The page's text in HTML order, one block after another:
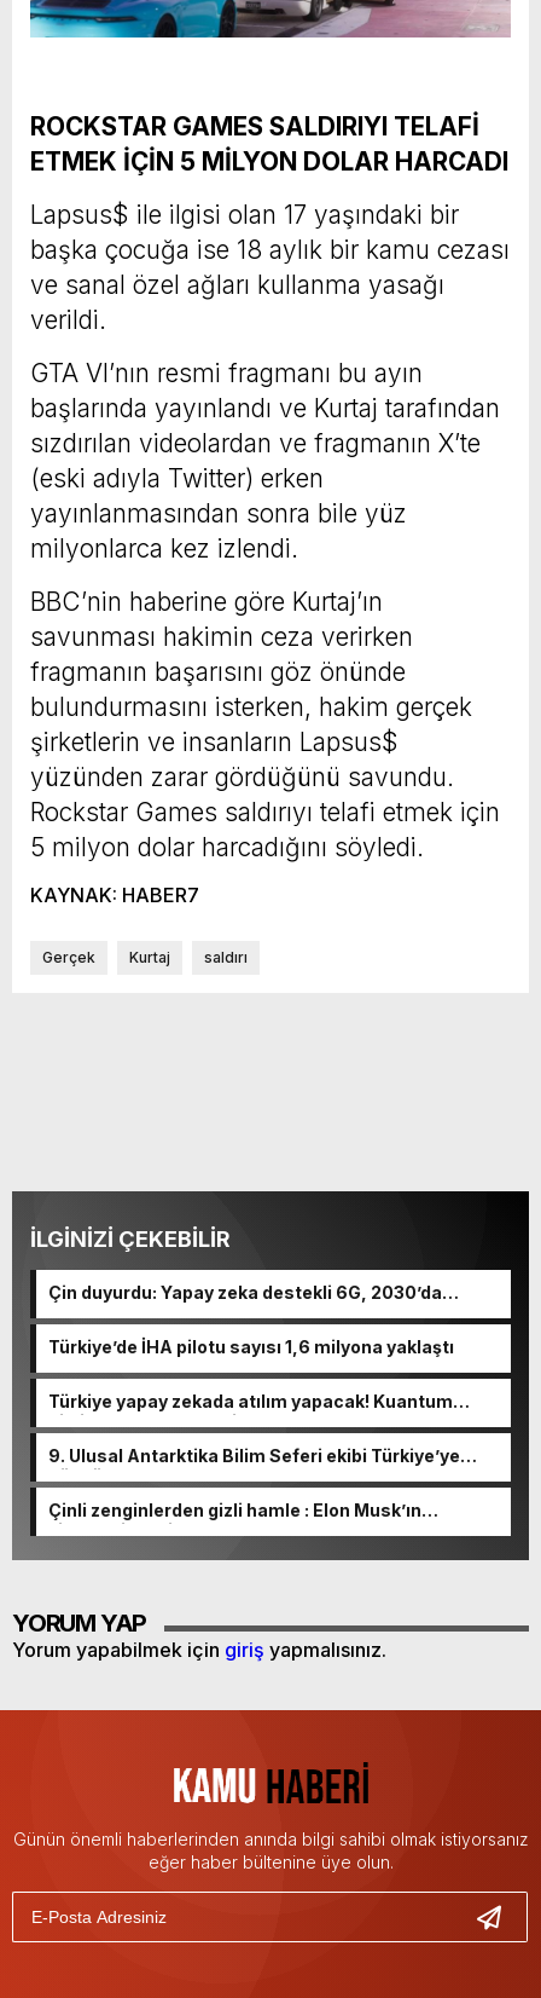
ROCKSTAR GAMES SALDIRIYI TELAFİ
ETMEK İÇİN 5 MİLYON DOLAR HARCADI
Lapsus$ ile ilgisi olan 17 yaşındaki bir
başka çocuğa ise 18 aylık bir kamu cezası
ve sanal özel ağları kullanma yasağı
verildi.
GTA VI’nın resmi fragmanı bu ayın
başlarında yayınlandı ve Kurtaj tarafından
sızdırılan videolardan ve fragmanın X’te
(eski adıyla Twitter) erken
yayınlanmasından sonra bile yüz
milyonlarca kez izlendi.
BBC’nin haberine göre Kurtaj’ın
savunması hakimin ceza verirken
fragmanın başarısını göz önünde
bulundurmasını isterken, hakim gerçek
şirketlerin ve insanların Lapsus$
yüzünden zarar gördüğünü savundu.
Rockstar Games saldırıyı telafi etmek için
5 milyon dolar harcadığını söyledi.
KAYNAK: HABER7
Gerçek Kurtaj saldırı
İLGİNİZİ ÇEKEBİLİR
Çin duyurdu: Yapay zeka destekli 6G, 2030’da
kullanıma sunulacak
Türkiye’de İHA pilotu sayısı 1,6 milyona yaklaştı
Türkiye yapay zekada atılım yapacak! Kuantum
bilgisayar entegre edilecek…
9. Ulusal Antarktika Bilim Seferi ekibi Türkiye’ye
döndü
Çinli zenginlerden gizli hamle : Elon Musk’ın
şirketlerine milyonlarca dolar akıyor!
YORUM YAP
Yorum yapabilmek için giriş yapmalısınız.
Günün önemli haberlerinden anında bilgi sahibi olmak istiyorsanız
eğer haber bültenine üye olun.